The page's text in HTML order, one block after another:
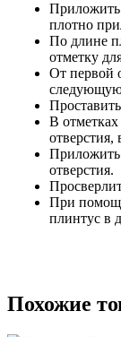
Приложить
плотно
По длине
отметку
От первой
следующую
В
отверстия,
Приложить
отверстия.
При
плинтус в
Похожие